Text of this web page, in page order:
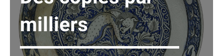
milliers